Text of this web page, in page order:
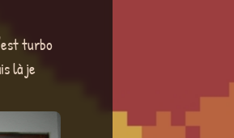
turbo
là je